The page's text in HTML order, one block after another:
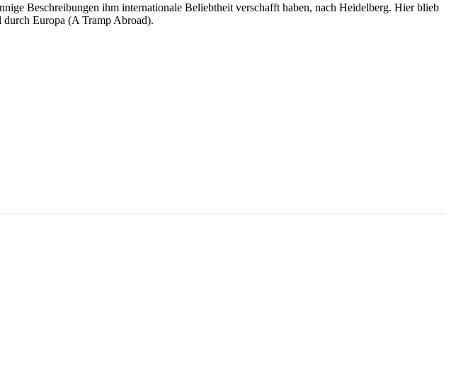
Beschreibungen ihm internationale Beliebtheit verschafft haben, nach Heidelberg. Hier blieb
Europa (A Tramp Abroad).